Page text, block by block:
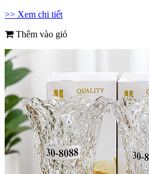
>> Xem chi tiết
Thêm vào giỏ